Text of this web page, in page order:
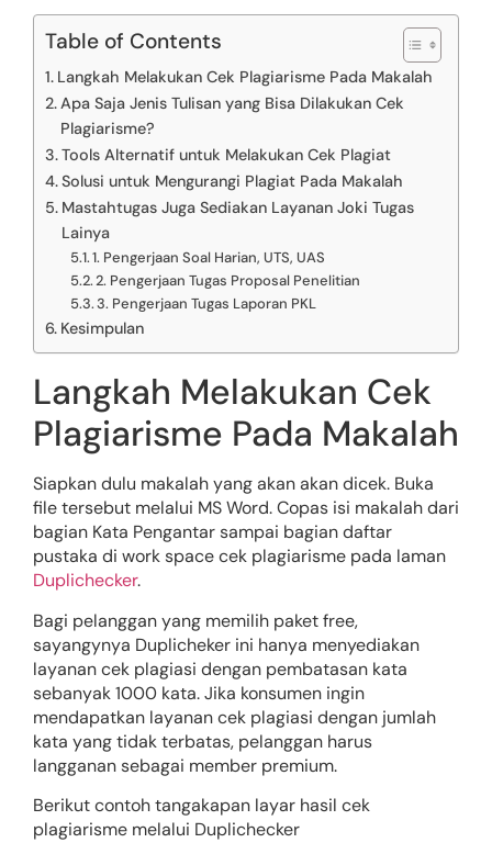
Table of Contents
Langkah Melakukan Cek Plagiarisme Pada Makalah
Apa Saja Jenis Tulisan yang Bisa Dilakukan Cek
Plagiarisme?
Tools Alternatif untuk Melakukan Cek Plagiat
Solusi untuk Mengurangi Plagiat Pada Makalah
Mastahtugas Juga Sediakan Layanan Joki Tugas
Lainya
1. Pengerjaan Soal Harian, UTS, UAS
2. Pengerjaan Tugas Proposal Penelitian
3. Pengerjaan Tugas Laporan PKL
Kesimpulan
Langkah Melakukan Cek
Plagiarisme Pada Makalah
Siapkan dulu makalah yang akan akan dicek. Buka
file tersebut melalui MS Word. Copas isi makalah dari
bagian Kata Pengantar sampai bagian daftar
pustaka di work space cek plagiarisme pada laman
Duplichecker.
Bagi pelanggan yang memilih paket free,
sayangynya Duplicheker ini hanya menyediakan
layanan cek plagiasi dengan pembatasan kata
sebanyak 1000 kata. Jika konsumen ingin
mendapatkan layanan cek plagiasi dengan jumlah
kata yang tidak terbatas, pelanggan harus
langganan sebagai member premium.
Berikut contoh tangakapan layar hasil cek
plagiarisme melalui Duplichecker